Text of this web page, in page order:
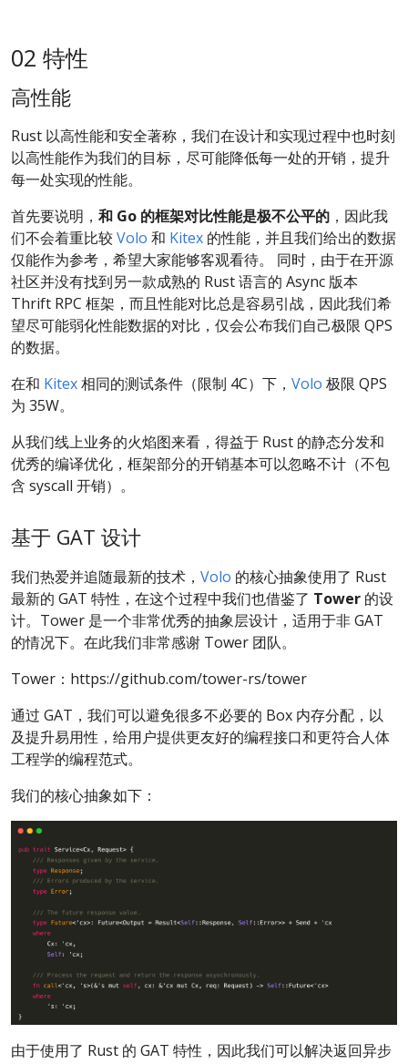
02 特性
高性能
Rust 以高性能和安全著称，我们在设计和实现过程中也时刻
以高性能作为我们的目标，尽可能降低每一处的开销，提升
每一处实现的性能。
首先要说明， 和 Go 的框架对比性能是极不公平的 ，因此我
们不会着重比较Volo 和 Kitex 的性能，并且我们给出的数据
仅能作为参考，希望大家能够客观看待。 同时，由于在开源
社区并没有找到另一款成熟的 Rust 语言的 Async 版本
Thrift RPC 框架，而且性能对比总是容易引战，因此我们希
望尽可能弱化性能数据的对比，仅会公布我们自己极限 QPS
的数据。
在和 Kitex相同的测试条件（限制 4C）下， Volo 极限 QPS
为 35W。
从我们线上业务的火焰图来看，得益于 Rust 的静态分发和
优秀的编译优化，框架部分的开销基本可以忽略不计（不包
含 syscall 开销）。
基于 GAT 设计
我们热爱并追随最新的技术， Volo 的核心抽象使用了 Rust
最新的 GAT 特性，在这个过程中我们也借鉴了 Tower 的设
计。Tower 是一个非常优秀的抽象层设计，适用于非 GAT
的情况下。在此我们非常感谢 Tower 团队。
Tower：https://github.com/tower-rs/tower
通过 GAT，我们可以避免很多不必要的 Box 内存分配，以
及提升易用性，给用户提供更友好的编程接口和更符合人体
工程学的编程范式。
我们的核心抽象如下：
由于使用了 Rust 的 GAT 特性，因此我们可以解决返回异步